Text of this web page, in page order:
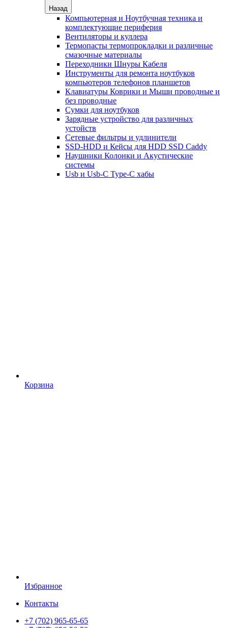
Назад
Компьютерная и Ноутбучная техника и
комплектующие периферия
Вентиляторы и куллера
Термопасты термопрокладки и различные
смазочные материалы
Переходники Шнуры Кабеля
Инструменты для ремонта ноутбуков
компьютеров телефонов планшетов
Клавиатуры Коврики и Мыши проводные и
без проводные
Сумки для ноутбуков
Зарядные устройство для различных
устойств
Сетевые фильтры и удлинители
SSD-HDD и Кейсы для HDD SSD Caddy
Наушники Колонки и Акустические
системы
Usb и Usb-C Type-C хабы
Корзина
Избранное
Контакты
+7 (702) 965-65-65